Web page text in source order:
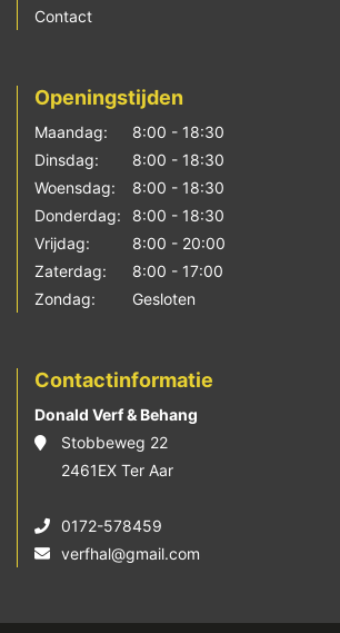
Contact
Openingstijden
Maandag:
8:00 - 18:30
Dinsdag:
8:00 - 18:30
Woensdag:
8:00 - 18:30
Donderdag:
8:00 - 18:30
Vrijdag:
8:00 - 20:00
Zaterdag:
8:00 - 17:00
Zondag:
Gesloten
Contactinformatie
Donald Verf & Behang
Stobbeweg 22
2461EX Ter Aar
0172-578459
verfhal@gmail.com